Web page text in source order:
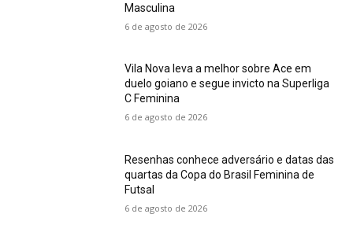
Masculina
6 de agosto de 2026
Vila Nova leva a melhor sobre Ace em
duelo goiano e segue invicto na Superliga
C Feminina
6 de agosto de 2026
Resenhas conhece adversário e datas das
quartas da Copa do Brasil Feminina de
Futsal
6 de agosto de 2026